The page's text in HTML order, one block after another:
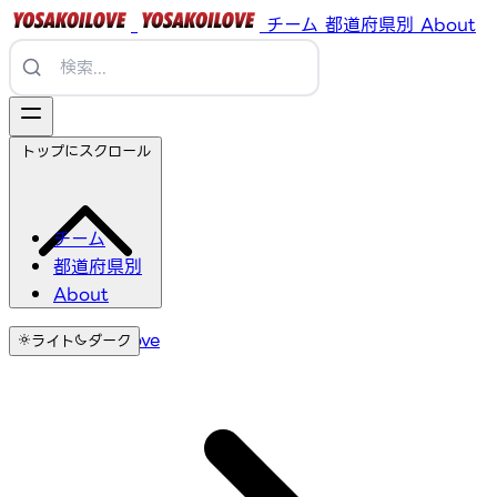
チーム 都道府県別 About
チーム
都道府県別
About
ライト ダーク
トップにスクロール
YosakoiLove